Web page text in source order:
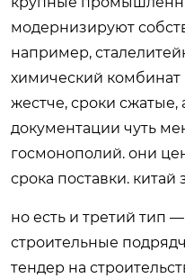
модернизируют
например,
химический
жестче, сроки сжатые,
документации чуть
госмонополий. они
срока поставки. китай
но есть и третий тип
строительные
тендер на